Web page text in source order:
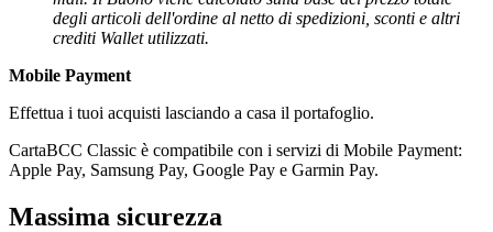
degli articoli dell'ordine al netto di spedizioni, sconti e altri
crediti Wallet utilizzati.
Mobile Payment
Effettua i tuoi acquisti lasciando a casa il portafoglio.
CartaBCC Classic è compatibile con i servizi di Mobile Payment:
Apple Pay, Samsung Pay, Google Pay e Garmin Pay.
Massima sicurezza